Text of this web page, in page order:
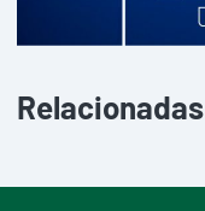
Relacionadas